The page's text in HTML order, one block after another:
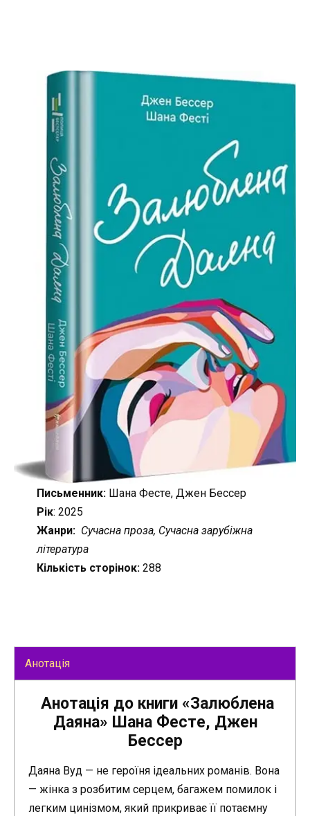
Письменник:Шана Фестe, Джен Бессер
Рік: 2025
Жанри: Сучасна проза, Сучасна зарубіжна
література
Кількість сторінок:288
Анотація
Анотація до книги «Залюблена
Даяна» Шана Фестe, Джен
Бессер
Даяна Вуд — не героїня ідеальних романів. Вона
— жінка з розбитим серцем, багажем помилок і
легким цинізмом, який прикриває її потаємну